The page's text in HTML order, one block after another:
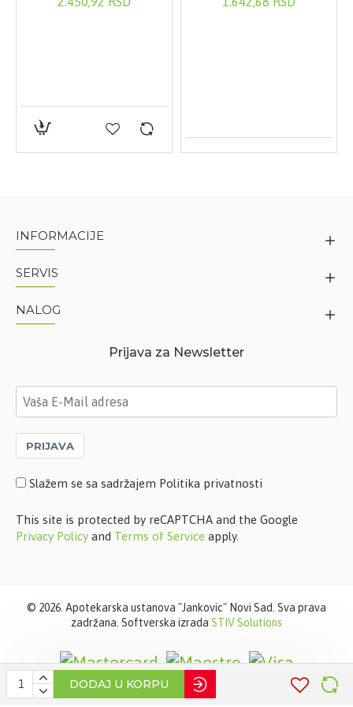
DODAJ U KORPU
INFORMACIJE
SERVIS
NALOG
Prijava za Newsletter
PRIJAVA
Slažem se sa sadržajem Politika privatnosti
This site is protected by reCAPTCHA and the Google
Privacy Policy and Terms of Service apply.
© 2026. Apotekarska ustanova "Jankovic" Novi Sad. Sva prava
zadržana. Softverska izrada STIV Solutions